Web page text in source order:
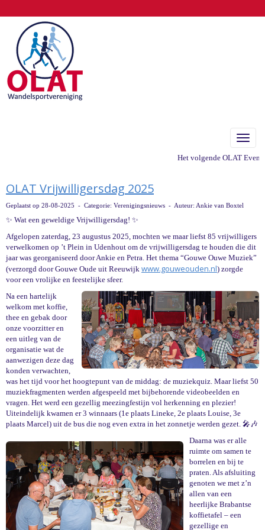
Het volgende OLAT
OLAT Vrijwilligersdag 2025
Geplaatst op 28-08-2025 - Categorie: Verenigingsnieuws - Auteur: Ankie van Boxtel
✨ Wat een geweldige Vrijwilligersdag! ✨
Afgelopen zaterdag, 23 augustus 2025, mochten we maar liefst 85 vrijwilligers
verwelkomen op ’t Plein in Udenhout om de vrijwilligersdag te houden die dit
jaar was georganiseerd door Ankie en Petra. Het thema “Gouwe Ouwe Muziek”
(verzorgd door Gouwe Oude uit Reeuwijk www.gouweouden.nl) zorgde
voor een vrolijke en feestelijke sfeer.
Na een hartelijk
welkom met koffie,
thee en gebak door
onze voorzitter en
een uitleg van de
organisatie wat de
aanwezigen deze dag
konden verwachten,
was het tijd voor het hoogtepunt van de middag: de muziekquiz. Maar liefst 50
muziekfragmenten werden afgespeeld met bijbehorende videobeelden en
vragen. Het werd een gezellig meezingfestijn vol herkenning en plezier!
Uiteindelijk kwamen er 3 winnaars (1e plaats Lineke, 2e plaats Louise, 3e
plaats Marcel) uit de bus die nog even extra in het zonnetje werden gezet. 🎤🎶
Daarna was er alle
ruimte om samen te
borrelen en bij te
praten. Als afsluiting
genoten we met z’n
allen van een
heerlijke Brabantse
koffietafel – een
gezellige en